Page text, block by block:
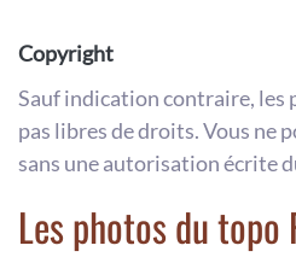
Copyright
Sauf indication contraire, les
pas libres de droits. Vous ne
sans une autorisation écrite
Les photos du topo